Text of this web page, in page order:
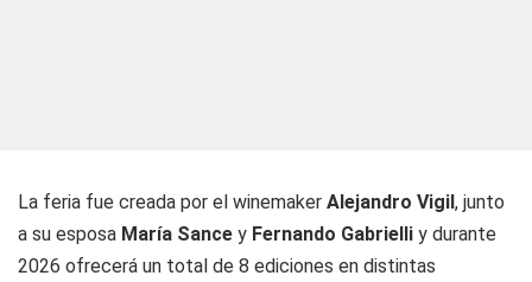
La feria fue creada por el winemaker Alejandro Vigil, junto
a su esposa María Sance y Fernando Gabrielli y durante
2026 ofrecerá un total de 8 ediciones en distintas